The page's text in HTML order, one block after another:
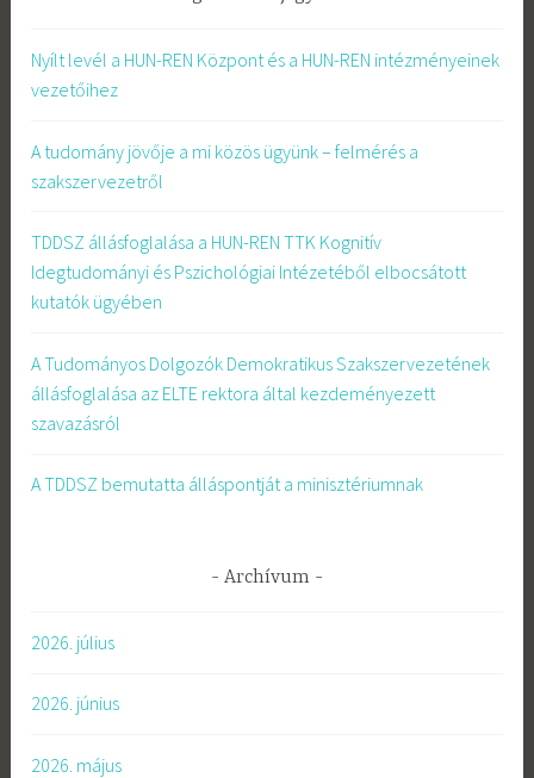
Nyílt levél a HUN-REN Központ és a HUN-REN intézményeinek
vezetőihez
A tudomány jövője a mi közös ügyünk – felmérés a
szakszervezetről
TDDSZ állásfoglalása a HUN-REN TTK Kognitív
Idegtudományi és Pszichológiai Intézetéből elbocsátott
kutatók ügyében
A Tudományos Dolgozók Demokratikus Szakszervezetének
állásfoglalása az ELTE rektora által kezdeményezett
szavazásról
A TDDSZ bemutatta álláspontját a minisztériumnak
Archívum
2026. július
2026. június
2026. május